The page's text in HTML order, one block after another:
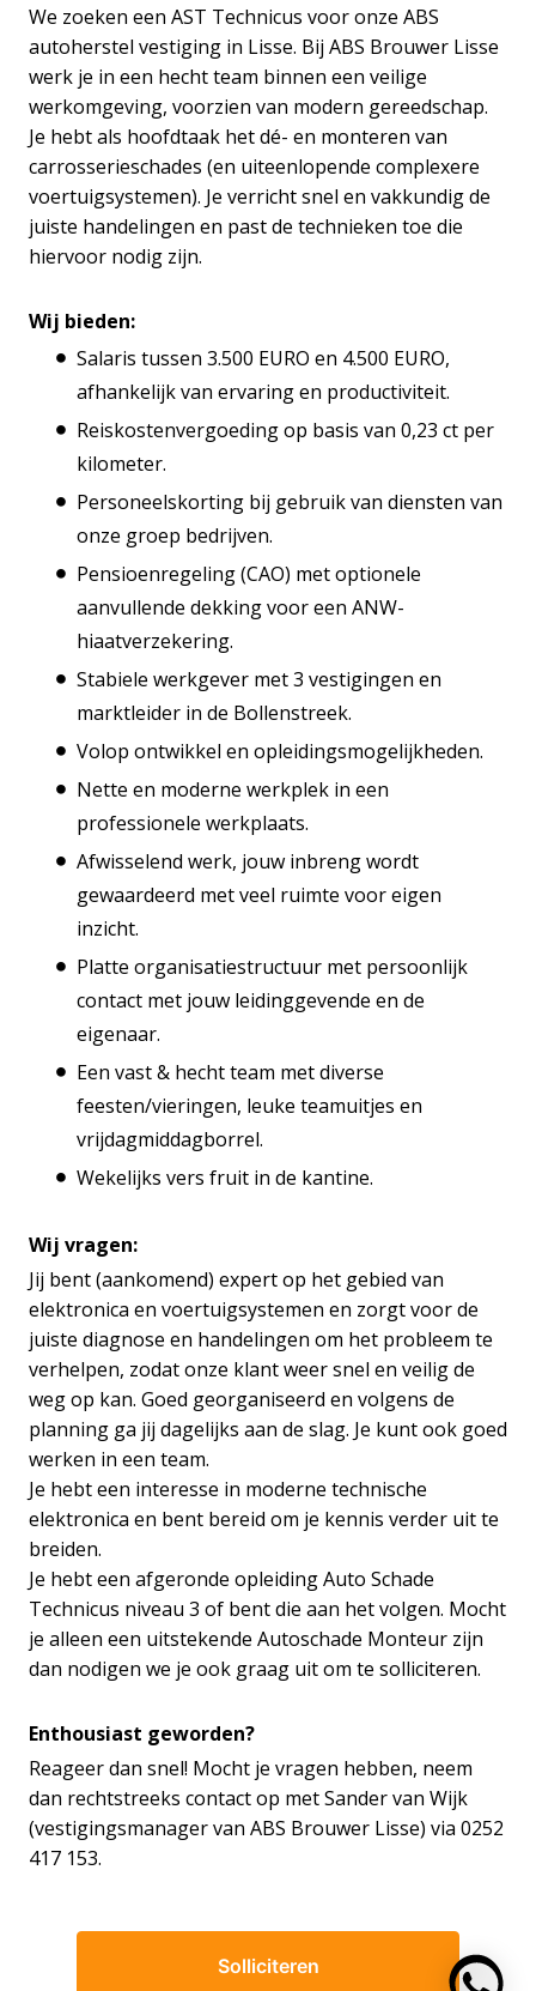
We zoeken een AST Technicus voor onze ABS
autoherstel vestiging in Lisse. Bij ABS Brouwer Lisse
werk je in een hecht team binnen een veilige
werkomgeving, voorzien van modern gereedschap.
Je hebt als hoofdtaak het dé- en monteren van
carrosserieschades (en uiteenlopende complexere
voertuigsystemen). Je verricht snel en vakkundig de
juiste handelingen en past de technieken toe die
hiervoor nodig zijn.
Wij bieden:
Salaris tussen 3.500 EURO en 4.500 EURO,
afhankelijk van ervaring en productiviteit.
Reiskostenvergoeding op basis van 0,23 ct per
kilometer.
Personeelskorting bij gebruik van diensten van
onze groep bedrijven.
Pensioenregeling (CAO) met optionele
aanvullende dekking voor een ANW-
hiaatverzekering.
Stabiele werkgever met 3 vestigingen en
marktleider in de Bollenstreek.
Volop ontwikkel en opleidingsmogelijkheden.
Nette en moderne werkplek in een
professionele werkplaats.
Afwisselend werk, jouw inbreng wordt
gewaardeerd met veel ruimte voor eigen
inzicht.
Platte organisatiestructuur met persoonlijk
contact met jouw leidinggevende en de
eigenaar.
Een vast & hecht team met diverse
feesten/vieringen, leuke teamuitjes en
vrijdagmiddagborrel.
Wekelijks vers fruit in de kantine.
Wij vragen:
Jij bent (aankomend) expert op het gebied van
elektronica en voertuigsystemen en zorgt voor de
juiste diagnose en handelingen om het probleem te
verhelpen, zodat onze klant weer snel en veilig de
weg op kan. Goed georganiseerd en volgens de
planning ga jij dagelijks aan de slag. Je kunt ook goed
werken in een team.
Je hebt een interesse in moderne technische
elektronica en bent bereid om je kennis verder uit te
breiden.
Je hebt een afgeronde opleiding Auto Schade
Technicus niveau 3 of bent die aan het volgen. Mocht
je alleen een uitstekende Autoschade Monteur zijn
dan nodigen we je ook graag uit om te solliciteren.
Enthousiast geworden?
Reageer dan snel! Mocht je vragen hebben, neem
dan rechtstreeks contact op met Sander van Wijk
(vestigingsmanager van ABS Brouwer Lisse) via 0252
417 153.
Solliciteren